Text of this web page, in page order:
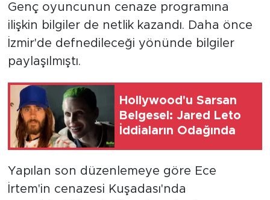
Genç oyuncunun cenaze programına
ilişkin bilgiler de netlik kazandı. Daha önce
İzmir'de defnedileceği yönünde bilgiler
paylaşılmıştı.
Hollywood'u Sarsan
Belgesel: Jared Leto
İddiaların Odağında
Yapılan son düzenlemeye göre Ece
İrtem'in cenazesi Kuşadası'nda